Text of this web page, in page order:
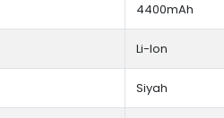
4400mAh
Li-Ion
Siyah